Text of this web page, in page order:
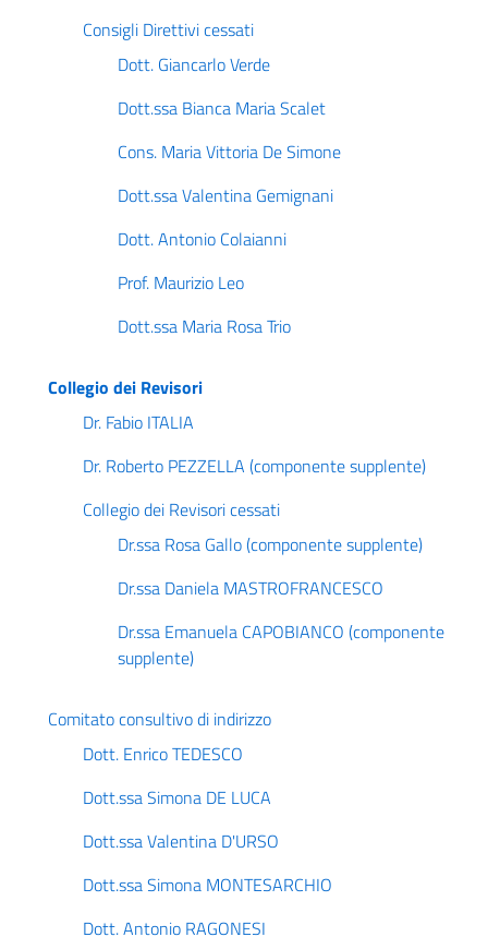
Consigli Direttivi cessati
Dott. Giancarlo Verde
Dott.ssa Bianca Maria Scalet
Cons. Maria Vittoria De Simone
Dott.ssa Valentina Gemignani
Dott. Antonio Colaianni
Prof. Maurizio Leo
Dott.ssa Maria Rosa Trio
Collegio dei Revisori
Dr. Fabio ITALIA
Dr. Roberto PEZZELLA (componente supplente)
Collegio dei Revisori cessati
Dr.ssa Rosa Gallo (componente supplente)
Dr.ssa Daniela MASTROFRANCESCO
Dr.ssa Emanuela CAPOBIANCO (componente
supplente)
Comitato consultivo di indirizzo
Dott. Enrico TEDESCO
Dott.ssa Simona DE LUCA
Dott.ssa Valentina D'URSO
Dott.ssa Simona MONTESARCHIO
Dott. Antonio RAGONESI